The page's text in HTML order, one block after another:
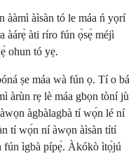
ààmì àìsàn tó le máa ń yọrí
àárẹ̀ àti ríro fún ọ̀sẹ̀ méjì
ohun tó yẹ.
ṣe máa wà fún ọ. Tí o bá
àrùn rẹ lè máa gbọn tòní jù
àgbàlagbà tí wọ́n lé ní
tí wọ́n ní àwọn àìsàn títí
fún ìgbà pípẹ́. Àkókò ìtọ́jú